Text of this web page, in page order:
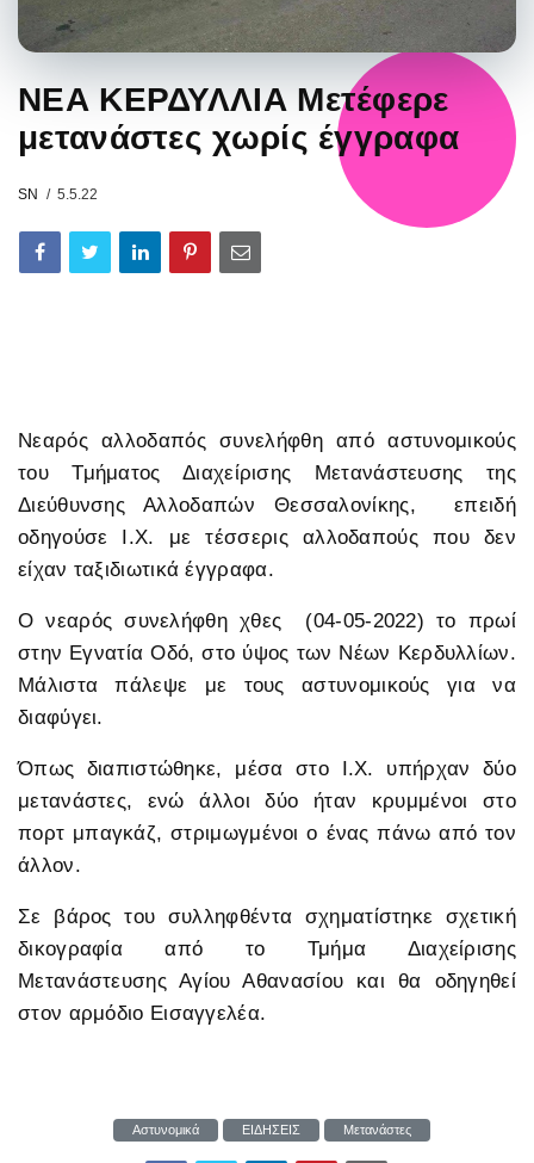
ΝΕΑ ΚΕΡΔΥΛΛΙΑ Μετέφερε
μετανάστες χωρίς έγγραφα
SN 5.5.22
Νεαρός αλλοδαπός συνελήφθη από αστυνομικούς
του Τμήματος Διαχείρισης Μετανάστευσης της
Διεύθυνσης Αλλοδαπών Θεσσαλονίκης, επειδή
οδηγούσε Ι.Χ. με τέσσερις αλλοδαπούς που δεν
είχαν ταξιδιωτικά έγγραφα.
Ο νεαρός συνελήφθη χθες (04-05-2022) το πρωί
στην Εγνατία Οδό, στο ύψος των Νέων Κερδυλλίων.
Μάλιστα πάλεψε με τους αστυνομικούς για να
διαφύγει.
Όπως διαπιστώθηκε, μέσα στο Ι.Χ. υπήρχαν δύο
μετανάστες, ενώ άλλοι δύο ήταν κρυμμένοι στο
πορτ μπαγκάζ, στριμωγμένοι ο ένας πάνω από τον
άλλον.
Σε βάρος του συλληφθέντα σχηματίστηκε σχετική
δικογραφία από το Τμήμα Διαχείρισης
Μετανάστευσης Αγίου Αθανασίου και θα οδηγηθεί
στον αρμόδιο Εισαγγελέα.
Αστυνομικά ΕΙΔΗΣΕΙΣ Μετανάστες